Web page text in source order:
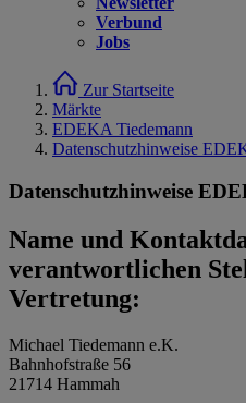
Verbund
Jobs
Zur Startseite
Märkte
EDEKA Tiedemann
Datenschutzhinweise
Datenschutzhinweise
Name und
verantwortlichen
Vertretung:
Michael Tiedemann e.K.
Bahnhofstraße 56
21714 Hammah